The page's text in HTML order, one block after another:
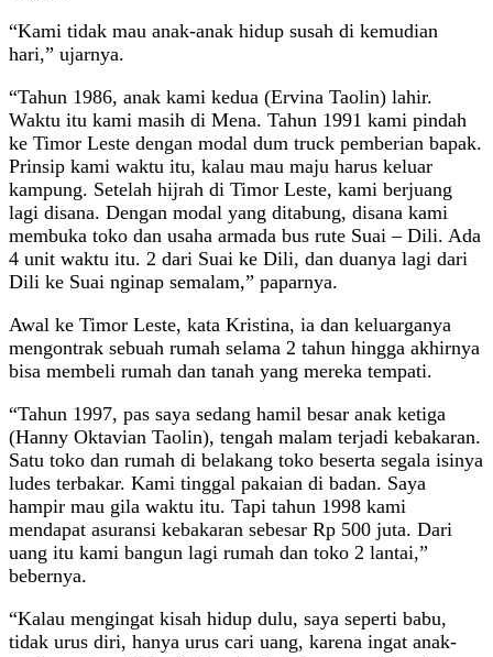
“Kami tidak mau anak-anak hidup susah di kemudian
hari,” ujarnya.
“Tahun 1986, anak kami kedua (Ervina Taolin) lahir.
Waktu itu kami masih di Mena. Tahun 1991 kami pindah
ke Timor Leste dengan modal dum truck pemberian bapak.
Prinsip kami waktu itu, kalau mau maju harus keluar
kampung. Setelah hijrah di Timor Leste, kami berjuang
lagi disana. Dengan modal yang ditabung, disana kami
membuka toko dan usaha armada bus rute Suai – Dili. Ada
4 unit waktu itu. 2 dari Suai ke Dili, dan duanya lagi dari
Dili ke Suai nginap semalam,” paparnya.
Awal ke Timor Leste, kata Kristina, ia dan keluarganya
mengontrak sebuah rumah selama 2 tahun hingga akhirnya
bisa membeli rumah dan tanah yang mereka tempati.
“Tahun 1997, pas saya sedang hamil besar anak ketiga
(Hanny Oktavian Taolin), tengah malam terjadi kebakaran.
Satu toko dan rumah di belakang toko beserta segala isinya
ludes terbakar. Kami tinggal pakaian di badan. Saya
hampir mau gila waktu itu. Tapi tahun 1998 kami
mendapat asuransi kebakaran sebesar Rp 500 juta. Dari
uang itu kami bangun lagi rumah dan toko 2 lantai,”
bebernya.
“Kalau mengingat kisah hidup dulu, saya seperti babu,
tidak urus diri, hanya urus cari uang, karena ingat anak-